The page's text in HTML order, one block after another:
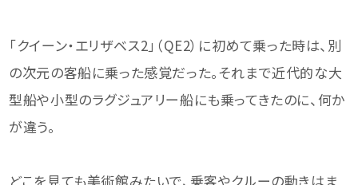
「クイーン・エリザベス2」（QE2）に初めて乗った時は、別
の次元の客船に乗った感覚だった。それまで近代的な大
型船や小型のラグジュアリー船にも乗ってきたのに、何か
が違う。
どこを見ても美術館みたいで、乗客やクルーの動きはま